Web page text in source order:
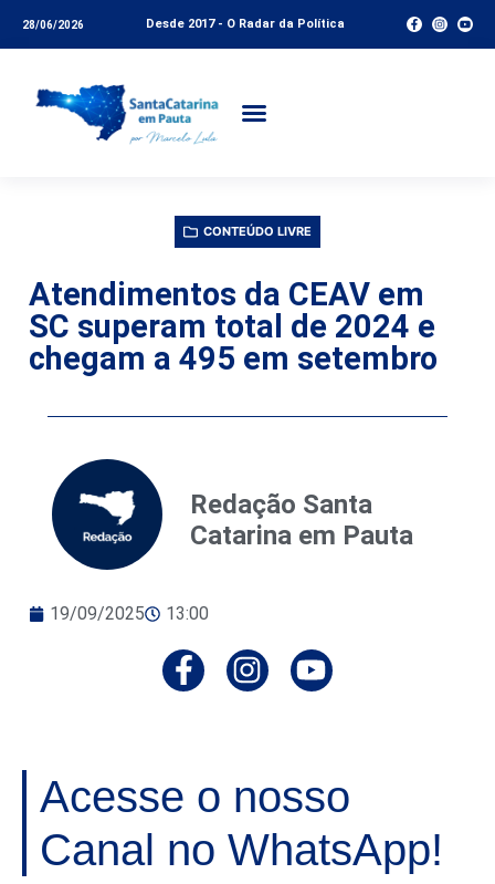
28/06/2026 Desde 2017 - O Radar da Política
CONTEÚDO LIVRE
Atendimentos da CEAV em
SC superam total de 2024 e
chegam a 495 em setembro
Redação Santa
Catarina em Pauta
19/09/2025 13:00
Acesse o nosso
Canal no WhatsApp!